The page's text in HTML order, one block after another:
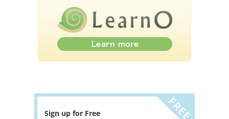
Sign up for Free